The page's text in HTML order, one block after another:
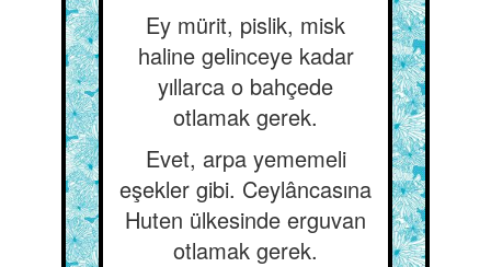
Ey mürit, pislik, misk
haline gelinceye kadar
yıllarca o bahçede
otlamak gerek.
Evet, arpa yememeli
eşekler gibi. Ceylâncasına
Huten ülkesinde erguvan
otlamak gerek.